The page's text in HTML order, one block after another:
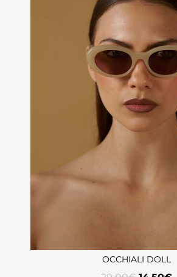
OCCHIALI DOLL